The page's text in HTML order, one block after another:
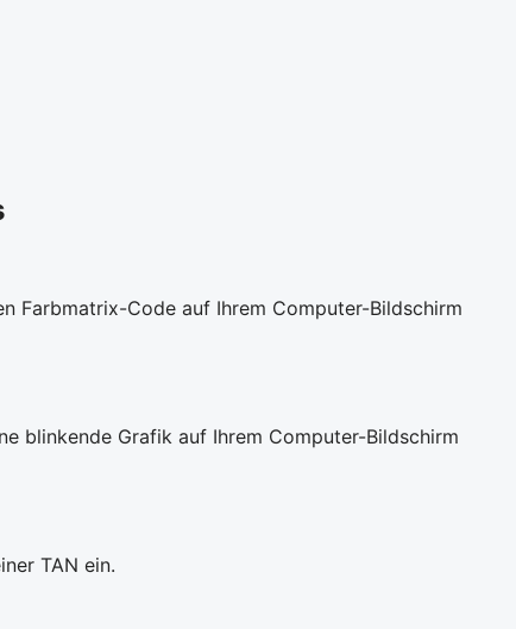
Farbmatrix-Code auf Ihrem Computer-Bildschirm
blinkende Grafik auf Ihrem Computer-Bildschirm
TAN ein.